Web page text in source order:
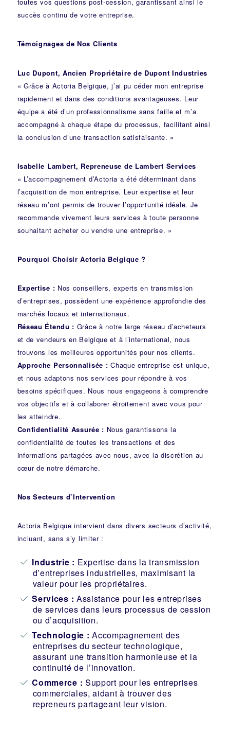
toutes vos questions post-cession, garantissant ainsi le
succès continu de votre entreprise.
Témoignages de Nos Clients
Luc Dupont, Ancien Propriétaire de Dupont Industries
« Grâce à Actoria Belgique, j’ai pu céder mon entreprise
rapidement et dans des conditions avantageuses. Leur
équipe a été d’un professionnalisme sans faille et m’a
accompagné à chaque étape du processus, facilitant ainsi
la conclusion d’une transaction satisfaisante. »
Isabelle Lambert, Repreneuse de Lambert Services
« L’accompagnement d’Actoria a été déterminant dans
l’acquisition de mon entreprise. Leur expertise et leur
réseau m’ont permis de trouver l’opportunité idéale. Je
recommande vivement leurs services à toute personne
souhaitant acheter ou vendre une entreprise. »
Pourquoi Choisir Actoria Belgique ?
Expertise : Nos conseillers, experts en transmission
d’entreprises, possèdent une expérience approfondie des
marchés locaux et internationaux.
Réseau Étendu : Grâce à notre large réseau d’acheteurs
et de vendeurs en Belgique et à l’international, nous
trouvons les meilleures opportunités pour nos clients.
Approche Personnalisée : Chaque entreprise est unique,
et nous adaptons nos services pour répondre à vos
besoins spécifiques. Nous nous engageons à comprendre
vos objectifs et à collaborer étroitement avec vous pour
les atteindre.
Confidentialité Assurée : Nous garantissons la
confidentialité de toutes les transactions et des
informations partagées avec nous, avec la discrétion au
cœur de notre démarche.
Nos Secteurs d’Intervention
Actoria Belgique intervient dans divers secteurs d’activité,
incluant, sans s’y limiter :
Industrie : Expertise dans la transmission
d’entreprises industrielles, maximisant la
valeur pour les propriétaires.
Services : Assistance pour les entreprises
de services dans leurs processus de cession
ou d’acquisition.
Technologie : Accompagnement des
entreprises du secteur technologique,
assurant une transition harmonieuse et la
continuité de l’innovation.
Commerce : Support pour les entreprises
commerciales, aidant à trouver des
repreneurs partageant leur vision.